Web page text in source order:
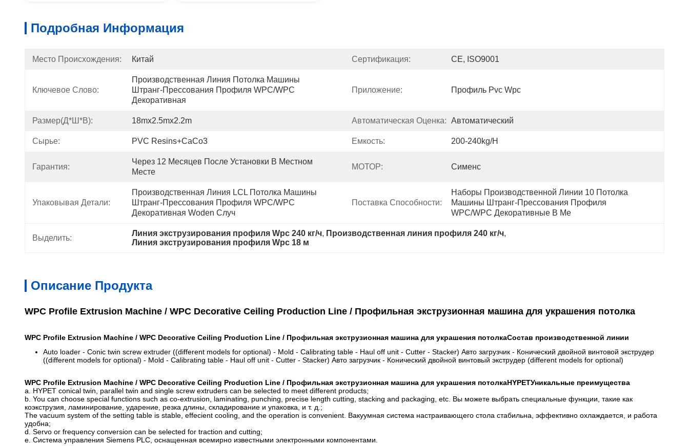
Подробная Информация
Место Происхождения: Китай Сертификация: CE, ISO9001
Ключевое Слово:
Производственная Линия Потолка Машины
Штранг-Прессования Профиля WPC/WPC
Декоративная
Приложение: Профиль Pvc Wpc
Размер(Д*Ш*В): 18mx2.5mx2.2m Автоматическая Оценка: Автоматический
Сырье: PVC Resins+CaCo3 Емкость: 200-240kg/h
Гарантия:
Через 12 Месяцев После Установки В Местном
Месте
МОТОР: Сименс
Упаковывая Детали:
Производственная Линия LCL Потолка Машины
Штранг-Прессования Профиля WPC/WPC
Декоративная Woden Случ
Поставка Способности:
Наборы Производственной Линии 10 Потолка
Машины Штранг-Прессования Профиля
WPC/WPC Декоративные В Ме
Выделить:
Линия экструзирования профиля Wpc 240 кг/ч, Производственная линия профиля 240 кг/ч,
Линия экструзирования профиля Wpc 18 м
Описание Продукта
WPC Profile Extrusion Machine / WPC Decorative Ceiling Production Line / Профильная экструзионная машина для украшения потолка
WPC Profile Extrusion Machine / WPC Decorative Ceiling Production Line / Профильная экструзионная машина для украшения потолкаСостав производственной линии
Auto loader - Conic twin screw extruder ((different models for optional) - Mold - Calibrating table - Haul off unit - Cutter - Stacker) Авто загрузчик - Конический двойной винтовой экструдер
((different models for optional) - Mold - Calibrating table - Haul off unit - Cutter - Stacker) Авто загрузчик - Конический двойной винтовый экструдер (different models for optional)
WPC Profile Extrusion Machine / WPC Decorative Ceiling Production Line / Профильная экструзионная машина для украшения потолкаHYPETУникальные преимущества
a. HYPET conical twin, parallel twin and single screw extruders can be selected to meet different products;
b. You can choose special functions such as co-extrusion, laminating, punching, precise length cutting, stacking and packaging, etc. Вы можете выбрать специальные функции, такие как
коэкструзия, ламинирование, ударение, резка длины, складирование и упаковка, и т. д.;
The vacuum system of the setting table is stable, effecient cooling, and the operation is convenient. Вакуумная система настраивающего стола стабильна, эффективно охлаждается, и работа
удобна;
d. Servo or frequency conversion can be selected for traction and cutting;
e. Система управления Siemens PLC, оснащенная всемирно известными электронными компонентами.